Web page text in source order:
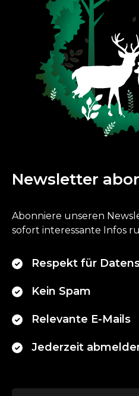
Newsletter
Abonniere unseren
sofort interessante Infos
Respekt für
Kein Spam
Relevante E-Mails
Jederzeit